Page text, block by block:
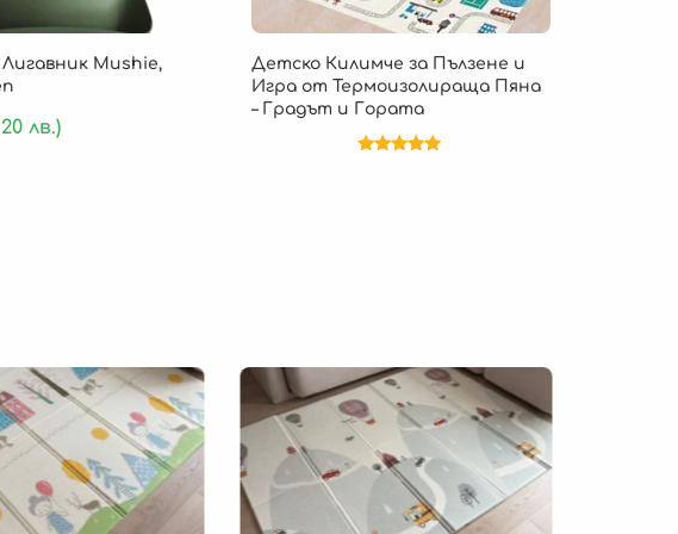
Mushie,
лв.)
Детско Килимче за Пълзене и
Игра от Термоизолираща Пяна
– Градът и Гората